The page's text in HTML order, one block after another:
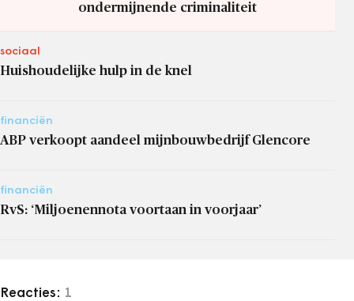
ondermijnende criminaliteit
sociaal
Huishoudelijke hulp in de knel
financiën
ABP verkoopt aandeel mijnbouwbedrijf Glencore
financiën
RvS: ‘Miljoenennota voortaan in voorjaar’
Reacties: 1